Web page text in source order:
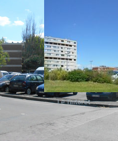
Le Tintoret